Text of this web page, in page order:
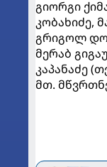
გიორგი
კობახიძე,
გრიგოლ
მერაბ
კაპანაძე
მთ.